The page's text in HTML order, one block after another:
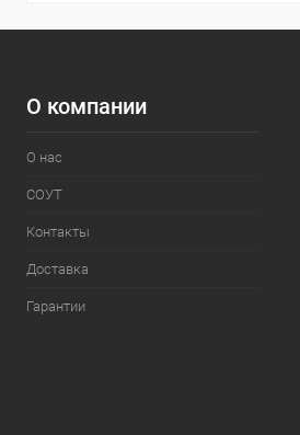
О компании
О нас
СОУТ
Контакты
Доставка
Гарантии